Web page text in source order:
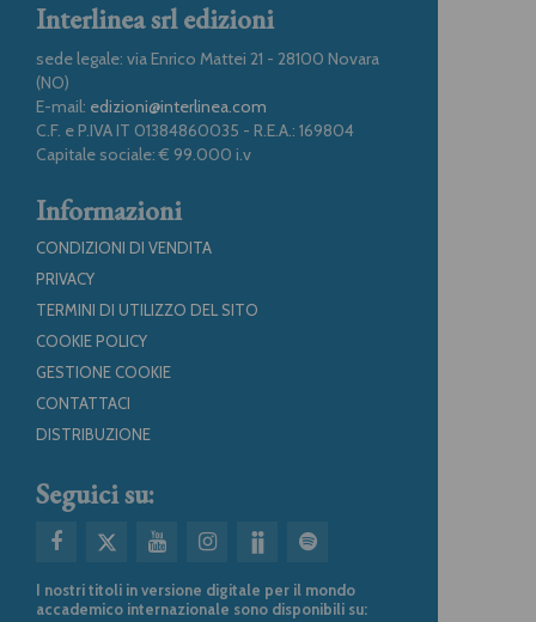
Interlinea srl edizioni
sede legale: via Enrico Mattei 21 - 28100 Novara
(NO)
E-mail: edizioni@interlinea.com
C.F. e P.IVA IT 01384860035 - R.E.A.: 169804
Capitale sociale: € 99.000 i.v
Informazioni
CONDIZIONI DI VENDITA
PRIVACY
TERMINI DI UTILIZZO DEL SITO
COOKIE POLICY
GESTIONE COOKIE
CONTATTACI
DISTRIBUZIONE
Seguici su:
I nostri titoli in versione digitale per il mondo
accademico internazionale sono disponibili su: